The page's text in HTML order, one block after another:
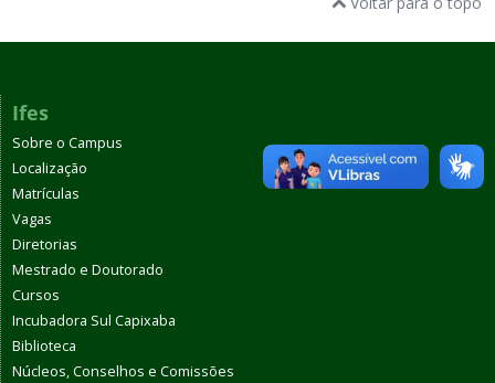
Ifes
Sobre o Campus
Localização
Matrículas
Vagas
Diretorias
Mestrado e Doutorado
Cursos
Incubadora Sul Capixaba
Biblioteca
Núcleos, Conselhos e Comissões